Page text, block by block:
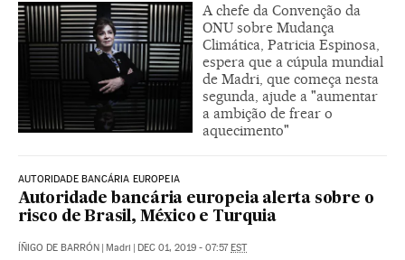
A chefe da Convenção da
ONU sobre Mudança
Climática, Patricia Espinosa,
espera que a cúpula mundial
de Madri, que começa nesta
segunda, ajude a "aumentar
a ambição de frear o
aquecimento"
AUTORIDADE BANCÁRIA EUROPEIA
Autoridade bancária europeia alerta sobre o
risco de Brasil, México e Turquia
ÍÑIGO DE BARRÓN | Madri | DEC 01, 2019 - 07:57EST